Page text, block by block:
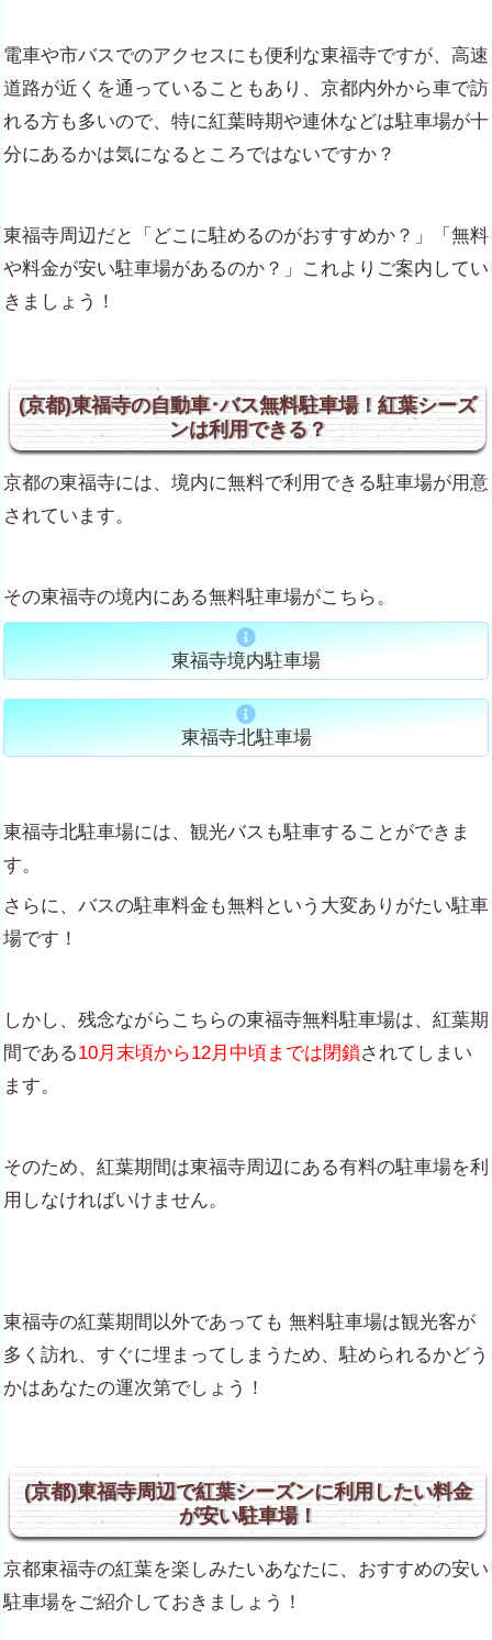
電車や市バスでのアクセスにも便利な東福寺ですが、高速
道路が近くを通っていることもあり、京都内外から車で訪
れる方も多いので、特に紅葉時期や連休などは駐車場が十
分にあるかは気になるところではないですか？
東福寺周辺だと「どこに駐めるのがおすすめか？」「無料
や料金が安い駐車場があるのか？」これよりご案内してい
きましょう！
(京都)東福寺の自動車･バス無料駐車場！紅葉シーズ
ンは利用できる？
京都の東福寺には、境内に無料で利用できる駐車場が用意
されています。
その東福寺の境内にある無料駐車場がこちら。
東福寺境内駐車場
東福寺北駐車場
東福寺北駐車場には、観光バスも駐車することができま
す。
さらに、バスの駐車料金も無料という大変ありがたい駐車
場です！
しかし、残念ながらこちらの東福寺無料駐車場は、紅葉期
間である10月末頃から12月中頃までは閉鎖されてしまい
ます。
そのため、紅葉期間は東福寺周辺にある有料の駐車場を利
用しなければいけません。
東福寺の紅葉期間以外であっても 無料駐車場は観光客が
多く訪れ、すぐに埋まってしまうため、駐められるかどう
かはあなたの運次第でしょう！
(京都)東福寺周辺で紅葉シーズンに利用したい料金
が安い駐車場！
京都東福寺の紅葉を楽しみたいあなたに、おすすめの安い
駐車場をご紹介しておきましょう！